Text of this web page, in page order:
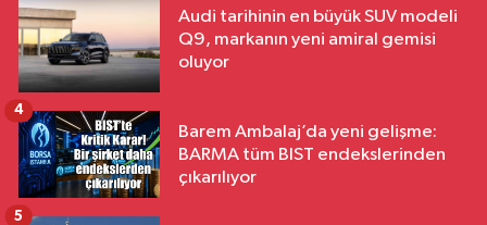
Audi tarihinin en büyük SUV modeli
Q9, markanın yeni amiral gemisi
oluyor
Barem Ambalaj’da yeni gelişme:
BARMA tüm BIST endekslerinden
çıkarılıyor
4
5